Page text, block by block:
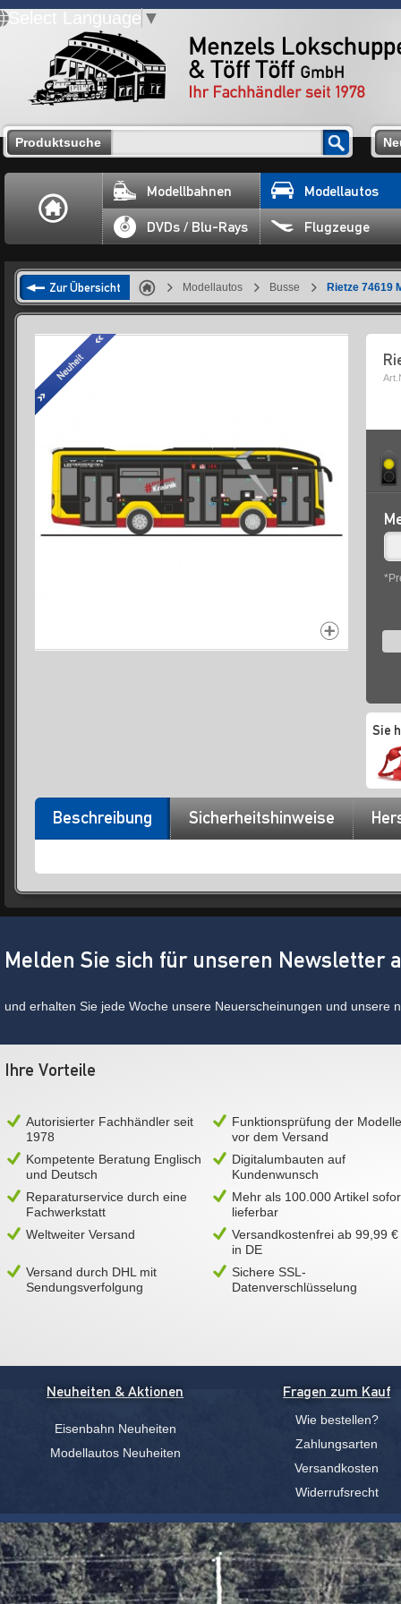
Select Language ▼
Produktsuche
Modellbahnen Modellautos
DVDs / Blu-Rays Flugzeuge
Zur Übersicht Modellautos Busse Rietze 74619
Sie
Beschreibung Sicherheitshinweise
Melden Sie sich für unseren Newsletter
und erhalten Sie jede Woche unsere Neuerscheinungen und unsere
Ihre Vorteile
Autorisierter Fachhändler seit
1978
Funktionsprüfung der Modelle
vor dem Versand
Kompetente Beratung Englisch
und Deutsch
Digitalumbauten auf
Kundenwunsch
Reparaturservice durch eine
Fachwerkstatt
Mehr als 100.000 Artikel
lieferbar
Weltweiter Versand
Versandkostenfrei ab 99,99 €
in DE
Versand durch DHL mit
Sendungsverfolgung
Sichere SSL-
Datenverschlüsselung
Neuheiten & Aktionen
Eisenbahn Neuheiten
Modellautos Neuheiten
Fragen zum Kauf
Wie bestellen?
Zahlungsarten
Versandkosten
Widerrufsrecht